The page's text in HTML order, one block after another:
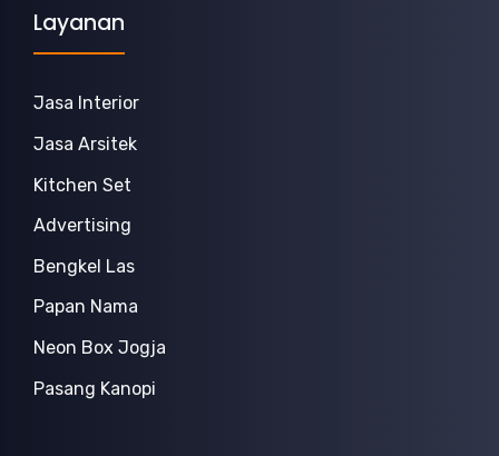
Layanan
Jasa Interior
Jasa Arsitek
Kitchen Set
Advertising
Bengkel Las
Papan Nama
Neon Box Jogja
Pasang Kanopi